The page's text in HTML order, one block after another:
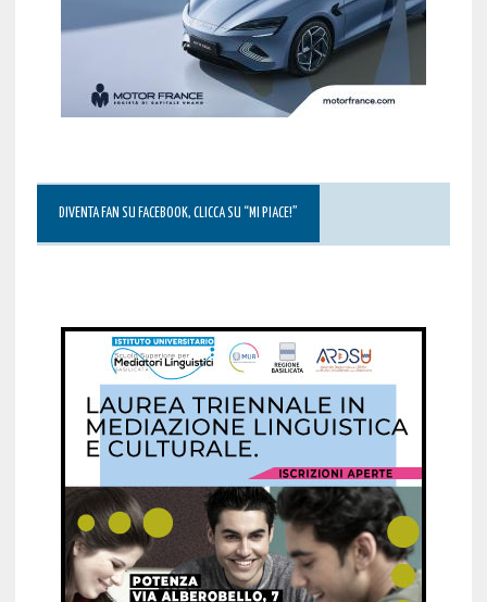
DIVENTA FAN SU FACEBOOK, CLICCA SU “MI PIACE!”